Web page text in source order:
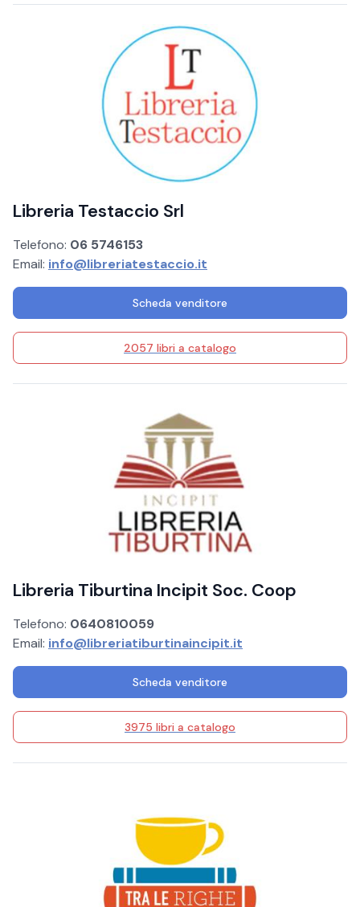
Libreria Testaccio Srl
Telefono: 06 5746153
Email: info@libreriatestaccio.it
Scheda venditore
2057 libri a catalogo
Libreria Tiburtina Incipit Soc. Coop
Telefono: 0640810059
Email: info@libreriatiburtinaincipit.it
Scheda venditore
3975 libri a catalogo